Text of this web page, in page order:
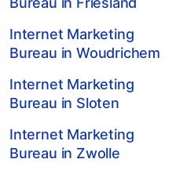
Internet Marketing
Bureau in Woudrichem
Internet Marketing
Bureau in Sloten
Internet Marketing
Bureau in Zwolle